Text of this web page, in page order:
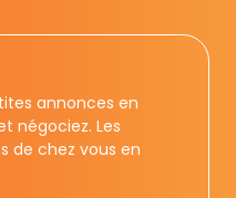
annonces en
négociez. Les
de chez vous en